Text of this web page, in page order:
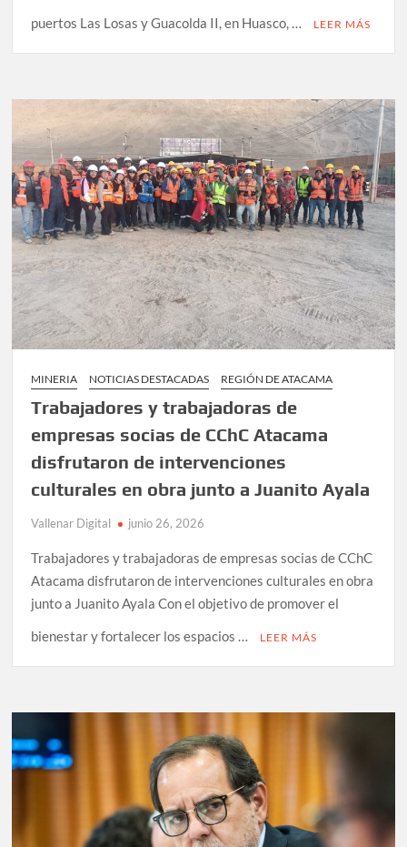
puertos Las Losas y Guacolda II, en Huasco, … LEER MÁS
MINERIA NOTICIAS DESTACADAS REGIÓN DE ATACAMA
Trabajadores y trabajadoras de
empresas socias de CChC Atacama
disfrutaron de intervenciones
culturales en obra junto a Juanito Ayala
Vallenar Digital junio 26, 2026
Trabajadores y trabajadoras de empresas socias de CChC
Atacama disfrutaron de intervenciones culturales en obra
junto a Juanito Ayala Con el objetivo de promover el
bienestar y fortalecer los espacios …
LEER MÁS